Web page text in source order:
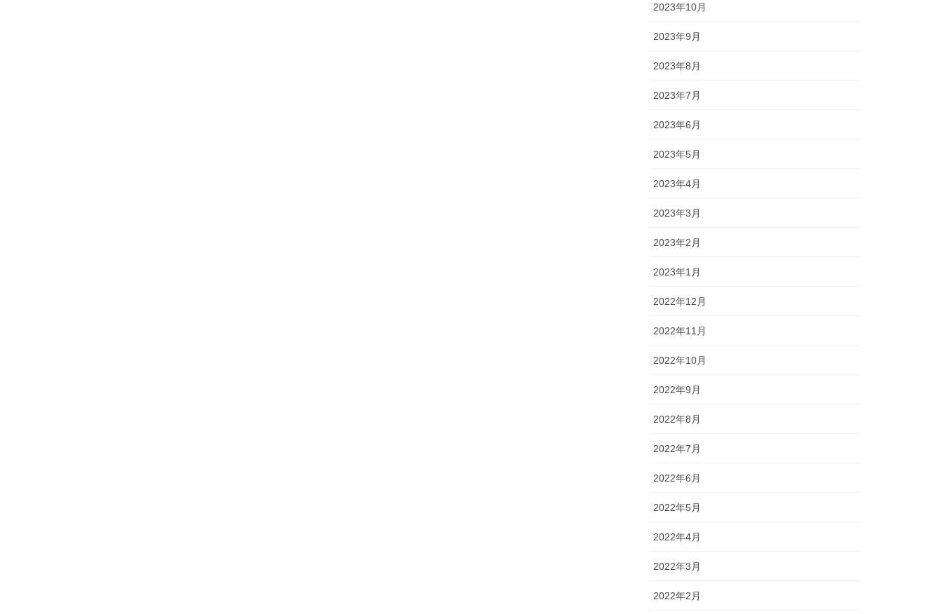
2023年10月
2023年9月
2023年8月
2023年7月
2023年6月
2023年5月
2023年4月
2023年3月
2023年2月
2023年1月
2022年12月
2022年11月
2022年10月
2022年9月
2022年8月
2022年7月
2022年6月
2022年5月
2022年4月
2022年3月
2022年2月